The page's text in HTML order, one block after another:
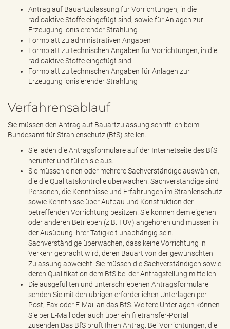
Antrag auf Bauartzulassung für Vorrichtungen, in die
radioaktive Stoffe eingefügt sind, sowie für Anlagen zur
Erzeugung ionisierender Strahlung
Formblatt zu administrativen Angaben
Formblatt zu technischen Angaben für Vorrichtungen, in die
radioaktive Stoffe eingefügt sind
Formblatt zu technischen Angaben für Anlagen zur
Erzeugung ionisierender Strahlung
Verfahrensablauf
Sie müssen den Antrag auf Bauartzulassung schriftlich beim
Bundesamt für Strahlenschutz (BfS) stellen.
Sie laden die Antragsformulare auf der Internetseite des BfS
herunter und füllen sie aus.
Sie müssen einen oder mehrere Sachverständige auswählen,
die die Qualitätskontrolle überwachen. Sachverständige sind
Personen, die Kenntnisse und Erfahrungen im Strahlenschutz
sowie Kenntnisse über Aufbau und Konstruktion der
betreffenden Vorrichtung besitzen. Sie können dem eigenen
oder anderen Betrieben (z.B. TÜV) angehören und müssen in
der Ausübung ihrer Tätigkeit unabhängig sein.
Sachverständige überwachen, dass keine Vorrichtung in
Verkehr gebracht wird, deren Bauart von der gewünschten
Zulassung abweicht. Sie müssen die Sachverständigen sowie
deren Qualifikation dem BfS bei der Antragstellung mitteilen.
Die ausgefüllten und unterschriebenen Antragsformulare
senden Sie mit den übrigen erforderlichen Unterlagen per
Post, Fax oder E-Mail an das BfS. Weitere Unterlagen können
Sie per E-Mail oder auch über ein filetransfer-Portal
zusenden.Das BfS prüft Ihren Antrag. Bei Vorrichtungen, die